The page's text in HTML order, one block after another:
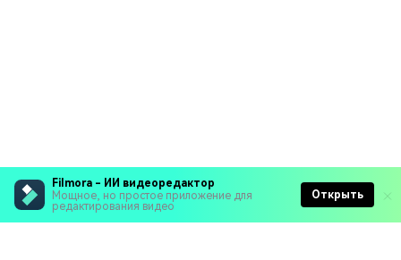
Filmora - ИИ видеоредактор
Мощное, но простое приложение для
редактирования видео
Открыть